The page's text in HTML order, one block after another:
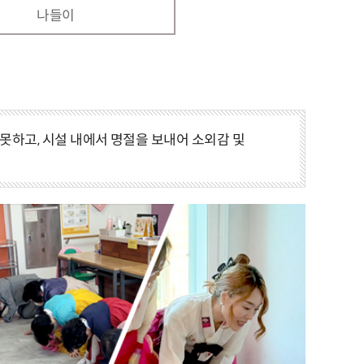
나들이
하고, 시설 내에서 명절을 보내어 소외감 및